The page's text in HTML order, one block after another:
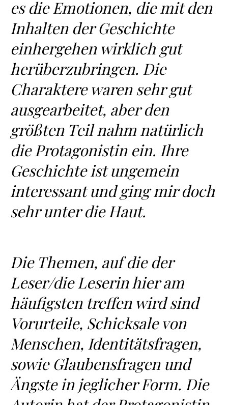
es die Emotionen, die mit den
Inhalten der Geschichte
einhergehen wirklich gut
herüberzubringen. Die
Charaktere waren sehr gut
ausgearbeitet, aber den
größten Teil nahm natürlich
die Protagonistin ein. Ihre
Geschichte ist ungemein
interessant und ging mir doch
sehr unter die Haut.
Die Themen, auf die der
Leser/die Leserin hier am
häufigsten treffen wird sind
Vorurteile, Schicksale von
Menschen, Identitätsfragen,
sowie Glaubensfragen und
Ängste in jeglicher Form. Die